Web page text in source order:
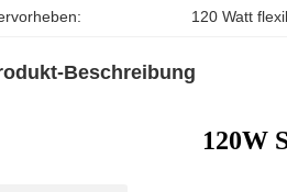
120 Watt
Beschreibung
120W